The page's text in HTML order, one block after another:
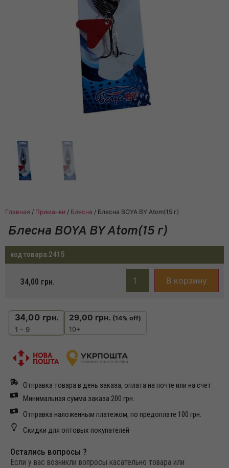
Главная / Приманки / Блесна / Блесна BOYA BY Atom(15 г)
Блесна BOYA BY Atom(15 г)
код товара:2415
34,00 грн. В корзину
34,00 грн.
1 - 9
29,00 грн. (14% off)
10+
Отправка товара в день заказа, оплата на почте или на счет
Минимальная сумма заказа 200 грн.
Отправка наложенным платежом, по предоплате 100 грн.
Скидки для оптовых покупателей
Остались вопросы ?
Если у вас возникли вопросы касательно товара или